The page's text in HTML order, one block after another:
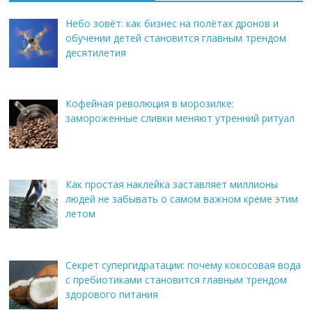
Небо зовёт: как бизнес на полётах дронов и
обучении детей становится главным трендом
десятилетия
Кофейная революция в морозилке:
замороженные сливки меняют утренний ритуал
Как простая наклейка заставляет миллионы
людей не забывать о самом важном креме этим
летом
Секрет супергидратации: почему кокосовая вода
с пребиотиками становится главным трендом
здорового питания